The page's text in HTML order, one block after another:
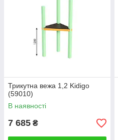
Трикутна вежа 1,2 Kidigo
(59010)
В наявності
7 685 ₴